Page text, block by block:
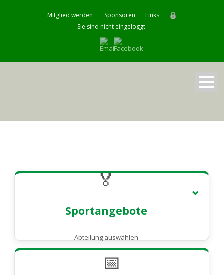
Mitglied werden Sponsoren
Links
Sie sind nicht eingeloggt.
🏅
Sportangebote
Abteilung auswählen
📅